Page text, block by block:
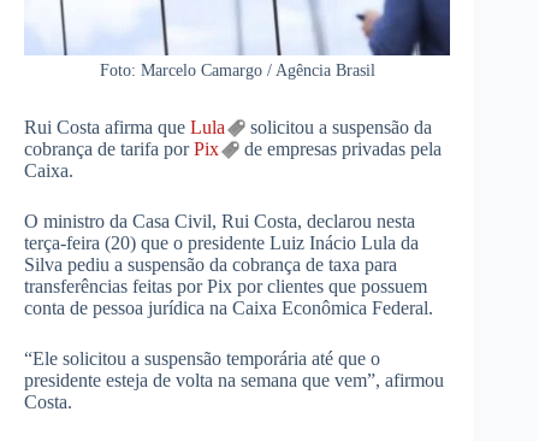
Foto: Marcelo Camargo / Agência Brasil
Rui Costa afirma que Lula
solicitou a suspensão da
cobrança de tarifa porPix
de empresas privadas pela
Caixa.
O ministro da Casa Civil, Rui Costa, declarou nesta
terça-feira (20) que o presidente Luiz Inácio Lula da
Silva pediu a suspensão da cobrança de taxa para
transferências feitas por Pix por clientes que possuem
conta de pessoa jurídica na Caixa Econômica Federal.
“Ele solicitou a suspensão temporária até que o
presidente esteja de volta na semana que vem”, afirmou
Costa.